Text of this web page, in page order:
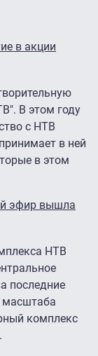
в акции
В этом году
с НТВ
в ней
в этом
эфир вышла
НТВ
последние
масштаба
комплекс